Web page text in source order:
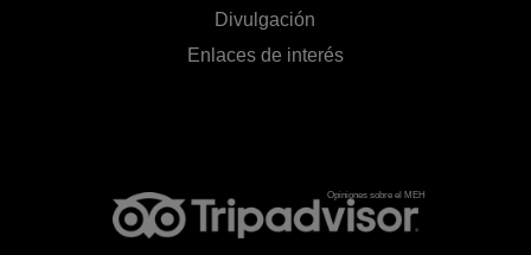
Divulgación
Enlaces de interés
Opiniones sobre el MEH